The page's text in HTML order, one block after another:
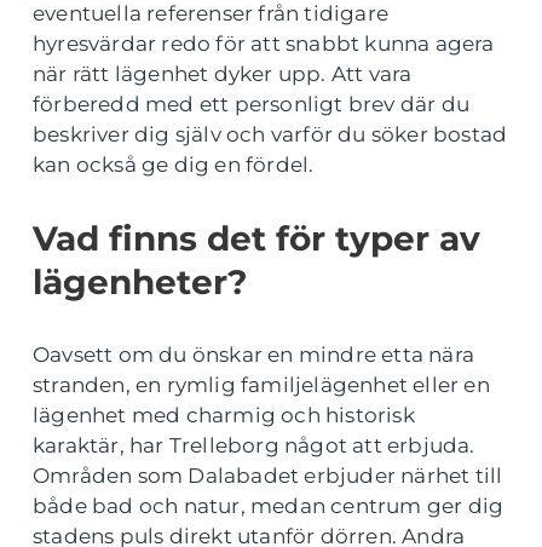
eventuella referenser från tidigare
hyresvärdar redo för att snabbt kunna agera
när rätt lägenhet dyker upp. Att vara
förberedd med ett personligt brev där du
beskriver dig själv och varför du söker bostad
kan också ge dig en fördel.
Vad finns det för typer av
lägenheter?
Oavsett om du önskar en mindre etta nära
stranden, en rymlig familjelägenhet eller en
lägenhet med charmig och historisk
karaktär, har Trelleborg något att erbjuda.
Områden som Dalabadet erbjuder närhet till
både bad och natur, medan centrum ger dig
stadens puls direkt utanför dörren. Andra